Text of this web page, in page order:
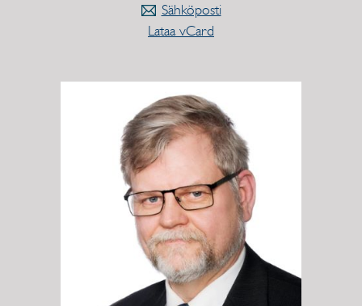
Sähköposti
Lataa vCard